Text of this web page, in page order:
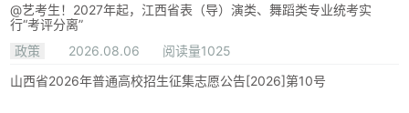
@艺考生！2027年起，江西省表（导）演类、舞蹈类专业统考实
行“考评分离”
政策
2026.08.06
阅读量1025
山西省2026年普通高校招生征集志愿公告[2026]第10号